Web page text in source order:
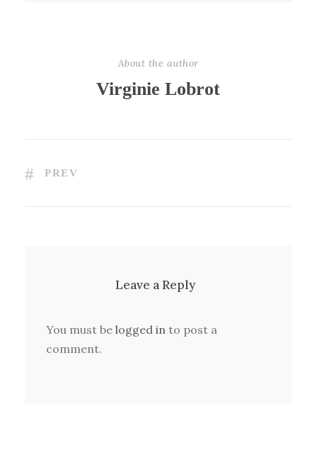
About the author
Virginie Lobrot
PREV
Leave a Reply
You must be logged in to post a
comment.